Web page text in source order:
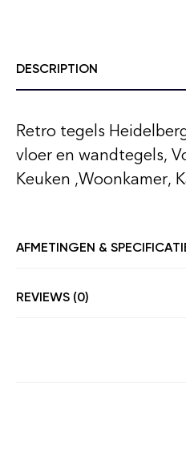
DESCRIPTION
Retro tegels
vloer en wandtegels,
Keuken ,Woonkamer,
AFMETINGEN &
REVIEWS (0)